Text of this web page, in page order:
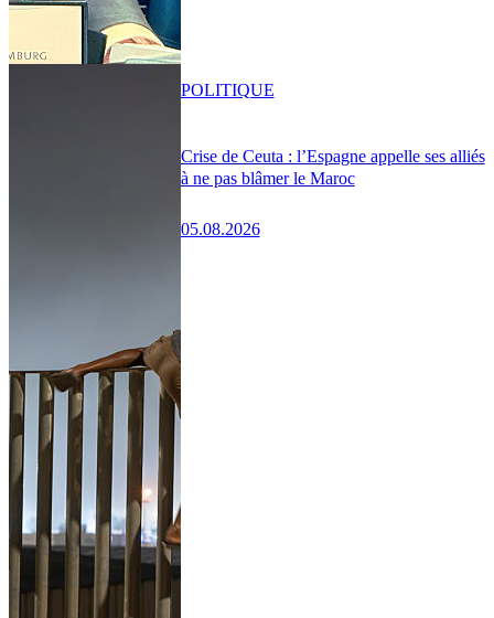
Crise de Ceuta : l’Espagne appelle ses alliés
à ne pas blâmer le Maroc
05.08.2026
POLITIQUE